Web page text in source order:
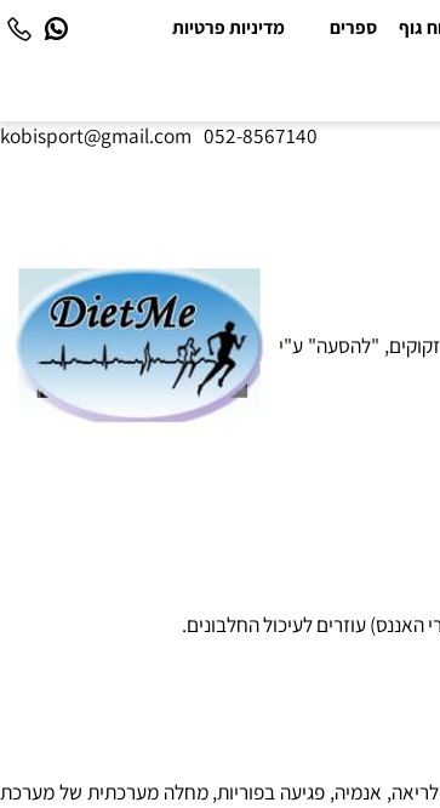
ספרים מדיניות פרטיות
kobisport@gmail.com |052-8567140
"להסעה" ע"י